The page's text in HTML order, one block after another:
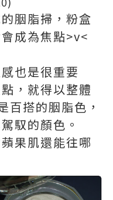
胭脂掃，粉盒
成為焦點>v<
也是很重要
，就得以整體
百搭的胭脂色，
馭的顏色。
果肌還能往哪